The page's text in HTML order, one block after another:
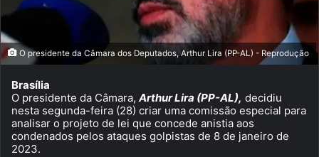
O presidente da Câmara dos Deputados, Arthur Lira (PP-AL) - Reprodução
Brasília
O presidente da Câmara, Arthur Lira (PP-AL), decidiu
nesta segunda-feira (28) criar uma comissão especial para
analisar o projeto de lei que concede anistia aos
condenados pelos ataques golpistas de 8 de janeiro de
2023.